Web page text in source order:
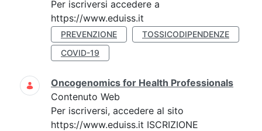
Per iscriversi accedere a
https://www.eduiss.it
PREVENZIONE
TOSSICODIPENDENZE
COVID-19
Oncogenomics for Health Professionals
Contenuto Web
Per iscriversi, accedere al sito
https://www.eduiss.it ISCRIZIONE